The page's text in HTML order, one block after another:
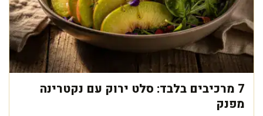
7 מרכיבים בלבד: סלט ירוק עם נקטרינה
מפנק